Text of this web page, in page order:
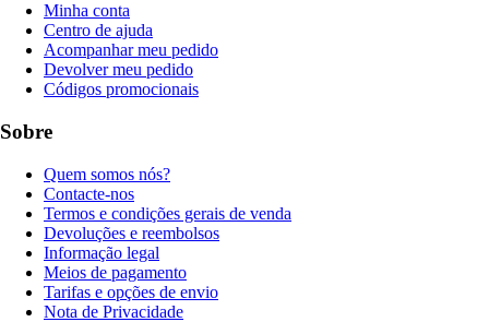
Minha conta
Centro de ajuda
Acompanhar meu pedido
Devolver meu pedido
Códigos promocionais
Sobre
Quem somos nós?
Contacte-nos
Termos e condições gerais de venda
Devoluções e reembolsos
Informação legal
Meios de pagamento
Tarifas e opções de envio
Nota de Privacidade